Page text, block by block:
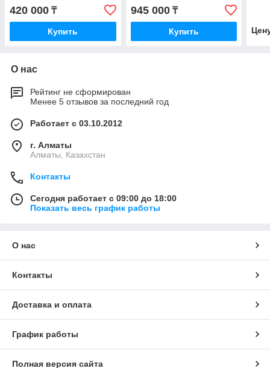
420 000 ₸
Купить
945 000₸
Купить
О нас
Рейтинг не сформирован
Менее 5 отзывов за последний год
Работает с 03.10.2012
г. Алматы
Алматы, Казахстан
Контакты
Сегодня работает с 09:00 до 18:00
Показать весь график работы
О нас
Контакты
Доставка и оплата
График работы
Полная версия сайта